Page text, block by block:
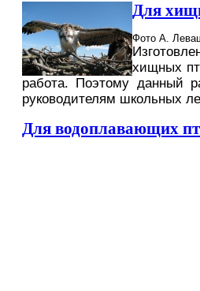
Для
Фото А.
хищных
работа. Поэтому данный
руководителям школьных
Для водоплавающих